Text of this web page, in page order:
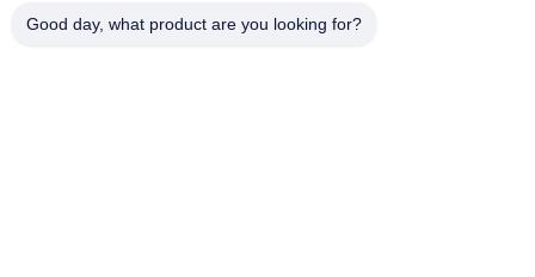
Good day, what product are you looking for?